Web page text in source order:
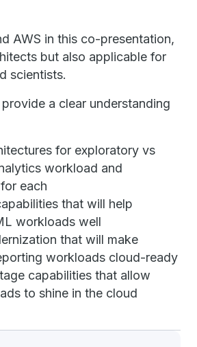
AWS in this co-presentation,
but also applicable for
scientists.
a clear understanding
for exploratory vs
workload and
each
that will help
workloads well
that will make
workloads cloud-ready
capabilities that allow
to shine in the cloud